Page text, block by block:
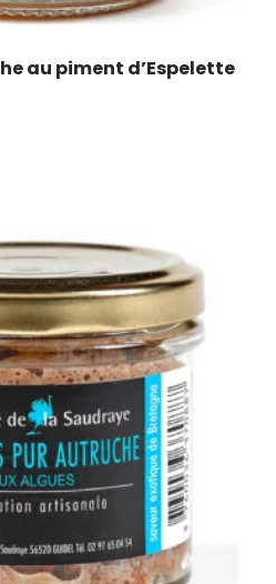
au piment d’Espelette